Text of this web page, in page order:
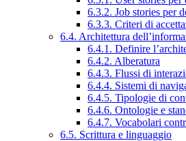
6.3.2. Job stories per
6.3.3. Criteri di
6.4. Architettura
6.4.1. Definire
6.4.2. Alberatura
6.4.3. Flussi di
6.4.4. Sistemi di
6.4.5. Tipologie di
6.4.6. Ontologie e
6.4.7. Vocabolari
6.5. Scrittura e linguaggio